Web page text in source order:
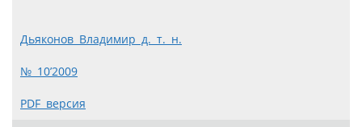
Дьяконов Владимир д. т. н.
№ 10’2009
PDF версия